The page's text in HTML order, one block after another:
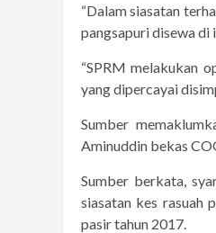
“Dalam siasatan
pangsapuri disewa di
“SPRM melakukan
yang dipercayai
Sumber
Aminuddin bekas
Sumber berkata,
siasatan kes rasuah
pasir tahun 2017.